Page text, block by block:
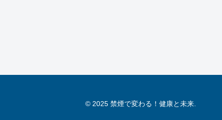
© 2025 禁煙で変わる！健康と未来.